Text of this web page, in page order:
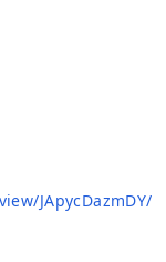
JApycDazmDY/